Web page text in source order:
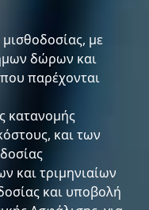
µε
δώρων και
παρέχονται
κατανοµής
και των
και τριµηνιαίων
και υποβολή